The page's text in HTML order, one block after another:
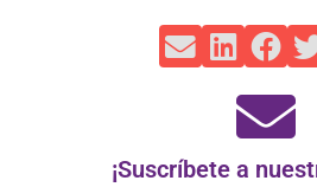
¡Suscríbete a